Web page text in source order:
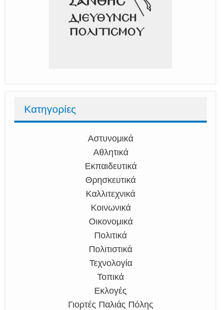
Κατηγορίες
Αστυνομικά
Αθλητικά
Εκπαιδευτικά
Θρησκευτικά
Καλλιτεχνικά
Κοινωνικά
Οικονομικά
Πολιτικά
Πολιτιστικά
Τεχνολογία
Τοπικά
Εκλογές
Γιορτές Παλιάς Πόλης